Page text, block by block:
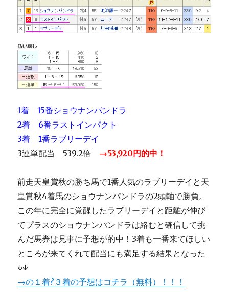
1着 15番ショウナンパンドラ
2着 6番ラストインパクト
3着 1番ラブリーデイ
3連単配当 539.2倍 →53,920円的中！
前走天皇賞秋の勝ち馬で1番人気のラブリーデイと天
皇賞秋4着馬のショウナンパンドラの2頭軸で勝負。
この年に完全に覚醒したラブリーデイと距離が伸び
てプラスのショウナンパンドラは絡むと確信して挑
んだ馬券は見事に予想が的中！3着も一番来てほしい
ところが来てくれて配当にも満足する結果となった
↓↓
→の１着?３着の予想はコチラ（無料）！！！